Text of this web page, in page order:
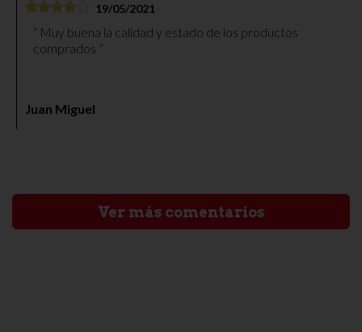
19/05/2021
comprados
Juan Miguel
Ver más comentarios